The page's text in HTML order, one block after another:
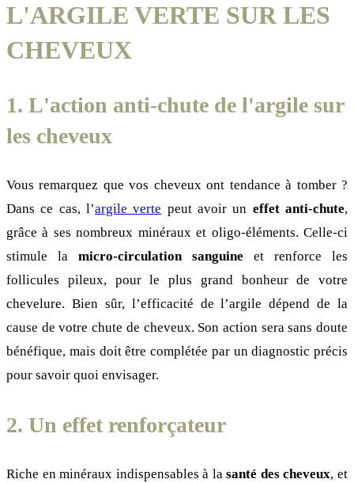
L'ARGILE VERTE SUR LES
CHEVEUX
1. L'action anti-chute de l'argile sur
les cheveux
Vous remarquez que vos cheveux ont tendance à tomber ?
Dans ce cas, l’argile verte peut avoir un effet anti-chute,
grâce à ses nombreux minéraux et oligo-éléments. Celle-ci
stimule la micro-circulation sanguine et renforce les
follicules pileux, pour le plus grand bonheur de votre
chevelure. Bien sûr, l’efficacité de l’argile dépend de la
cause de votre chute de cheveux. Son action sera sans doute
bénéfique, mais doit être complétée par un diagnostic précis
pour savoir quoi envisager.
2. Un effet renforçateur
Riche en minéraux indispensables à lasanté des cheveux, et